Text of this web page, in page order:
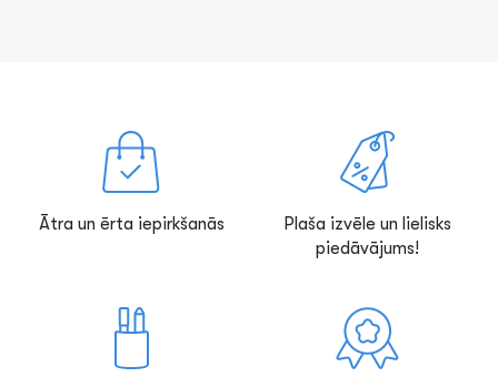
Ātra un ērta iepirkšanās
Plaša izvēle un lielisks
piedāvājums!